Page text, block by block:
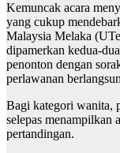
Kemuncak acara
yang cukup
Malaysia Melaka
dipamerkan kedua-
penonton dengan
perlawanan
Bagi kategori wanita,
selepas menampilkan
pertandingan.